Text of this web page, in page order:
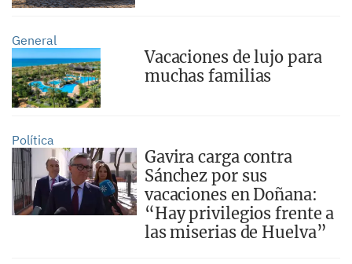
General
Vacaciones de lujo para
muchas familias
Política
Gavira carga contra
Sánchez por sus
vacaciones en Doñana:
“Hay privilegios frente a
las miserias de Huelva”